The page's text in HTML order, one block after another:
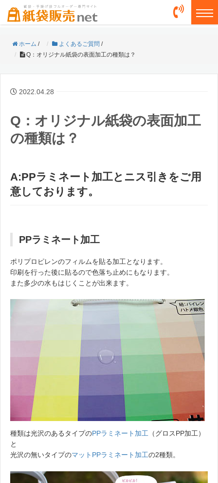
ホーム / よくあるご質問 /
Q：オリジナル紙袋の表面加工の種類は？
2022.04.28
Q：オリジナル紙袋の表面加工
の種類は？
A:PPラミネート加工とニス引きをご用
意しております。
PPラミネート加工
ポリプロピレンのフィルムを貼る加工となります。
印刷を行った後に貼るので色落ち止めにもなります。
また多少の水もはじくことが出来ます。
種類は光沢のあるタイプのPPラミネート加工 （グロスPP加工）
と
光沢の無いタイプのマットPPラミネート加工の2種類。